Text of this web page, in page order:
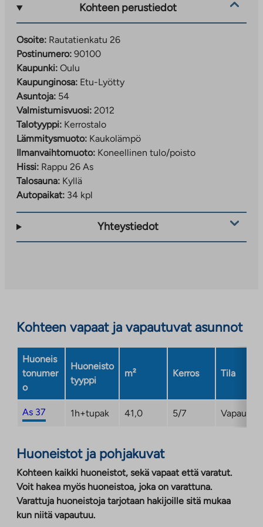
Kohteen perustiedot
Osoite: Rautatienkatu 26
Postinumero: 90100
Kaupunki: Oulu
Kaupunginosa: Etu-Lyötty
Asuntoja: 54
Valmistumisvuosi: 2012
Talotyyppi: Kerrostalo
Lämmitysmuoto: Kaukolämpö
Ilmanvaihtomuoto: Koneellinen tulo/poisto
Hissi: Rappu 26 As
Talosauna: Kyllä
Autopaikat: 34 kpl
Yhteystiedot
Kohteen vapaat ja vapautuvat asunnot
Huoneis
tonumer
o
Huoneisto
tyyppi
m² Kerros Tila
As 37 1h+tupak 41,0 5/7
Huoneistot ja pohjakuvat
Kohteen kaikki huoneistot, sekä vapaat että varatut.
Voit hakea myös huoneistoa, joka on varattuna.
Varattuja huoneistoja tarjotaan hakijoille sitä mukaa
kun niitä vapautuu.